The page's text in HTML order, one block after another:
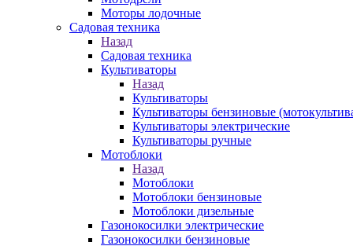
Моторы лодочные
Садовая техника
Назад
Садовая техника
Культиваторы
Назад
Культиваторы
Культиваторы бензиновые
Культиваторы электрические
Культиваторы ручные
Мотоблоки
Назад
Мотоблоки
Мотоблоки бензиновые
Мотоблоки дизельные
Газонокосилки электрические
Газонокосилки бензиновые